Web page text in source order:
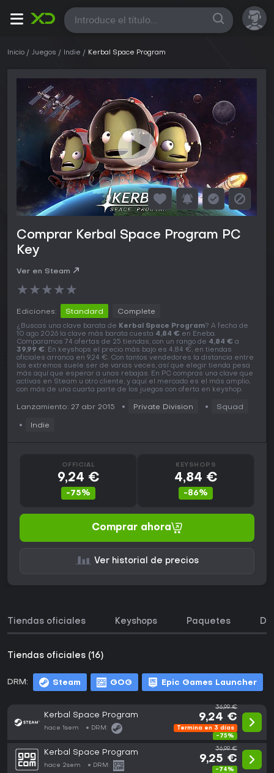
Todas
Inicio Juegos Indie Kerbal Space Program
Comprar Kerbal Space Program PC
Key
Ver en Steam
★★★★★
Ediciones: Standard Complete
¿Buscas una clave barata de Kerbal Space Program? A fecha de
10 ago 2026 la clave más barata cuesta 4,84 € en Eneba.
Comparamos 74 ofertas de 25 tiendas, con un rango de 4,84 € a
39,99 €. En keyshops el precio más bajo es 4,84 €, en tiendas
oficiales arranca en 9,24 €. Con tantos vendedores la distancia entre
los extremos suele ser de varias veces, así que elegir tienda pesa
más aquí que esperar a unas rebajas. En PC compras una clave que
activas en Steam u otro cliente, y aquí el mercado es el más amplio,
con más de una cuarta parte de los juegos con oferta en keyshop.
Lanzamiento: 27 abr 2015 Private Division Squad
Indie
OFFICIAL
9,24 €
-75%
KEYSHOPS
4,84 €
-86%
Comprar ahora
Ver historial de precios
Tiendas oficiales Keyshops Paquetes
Tiendas oficiales (16)
DRM: Steam GOG Epic Games Launcher
Kerbal Space Program
hace 1sem DRM:
36,99 €
9,24 €
Termina en 3 días
-75%
Kerbal Space Program
hace 2sem DRM:
36,99 €
9,25 €
-74%